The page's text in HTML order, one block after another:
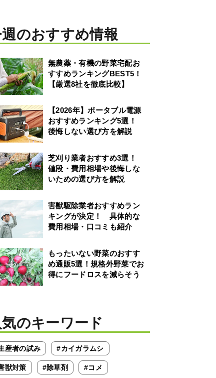
のおすすめ情報
無農薬・有機の野菜宅配お
すすめランキングBEST5！
【厳選8社を徹底比較】
【2026年】ポータブル電源
おすすめランキング5選！
後悔しない選び方を解説
芝刈り業者おすすめ3選！
値段・費用相場や後悔しな
いための選び方を解説
害獣駆除業者おすすめラン
キングが決定！ 具体的な
費用相場・口コミも紹介
もったいない野菜のおすす
め通販5選！規格外野菜でお
得にフードロスを減らそう
気のキーワード
産者の試み #カイガラムシ
獣対策 #除草剤 #コメ